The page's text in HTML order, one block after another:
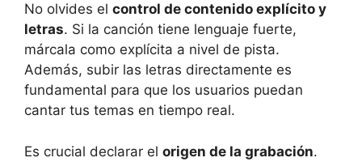
No olvides el control de contenido explícito y
letras. Si la canción tiene lenguaje fuerte,
márcala como explícita a nivel de pista.
Además, subir las letras directamente es
fundamental para que los usuarios puedan
cantar tus temas en tiempo real.
Es crucial declarar el origen de la grabación.